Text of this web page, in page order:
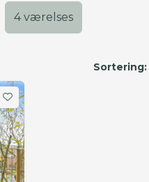
4 værelses
Sortering: